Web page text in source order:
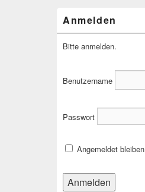
Anmelden
Bitte anmelden.
Benutzername
Passwort
Angemeldet bleiben